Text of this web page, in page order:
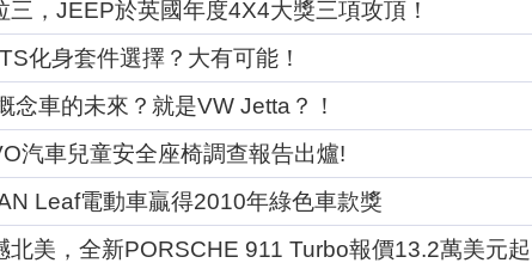
三，JEEP於英國年度4X4大獎三項攻頂！
化身套件選擇？大有可能！
念車的未來？就是VW Jetta？！
汽車兒童安全座椅調查報告出爐!
Leaf電動車贏得2010年綠色車款獎
北美，全新PORSCHE 911 Turbo報價13.2萬美元起